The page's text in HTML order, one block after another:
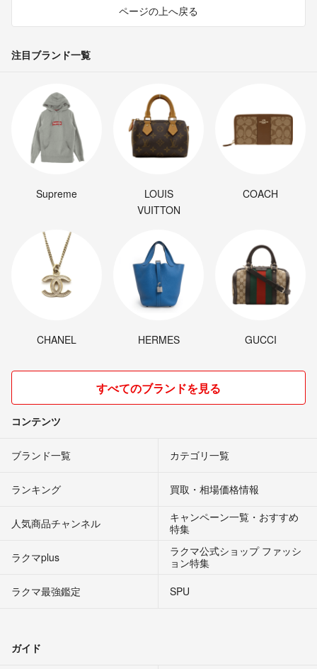
ページの上へ戻る
注目ブランド一覧
Supreme
LOUIS
VUITTON
COACH
CHANEL HERMES GUCCI
すべてのブランドを見る
コンテンツ
ブランド一覧 カテゴリ一覧
ランキング 買取・相場価格情報
人気商品チャンネル
キャンペーン一覧・おすすめ
特集
ラクマplus
ラクマ公式ショップ ファッシ
ョン特集
ラクマ最強鑑定
SPU
ガイド